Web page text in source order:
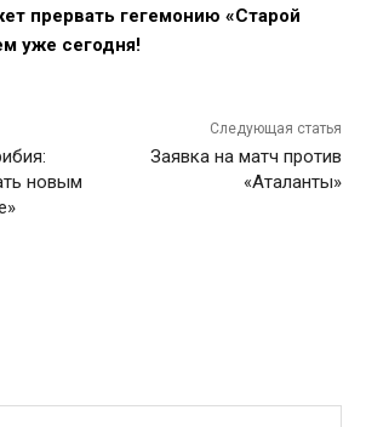
прервать гегемонию «Старой
уже сегодня!
новым
Следующая статья
Заявка на матч против
«Аталанты»